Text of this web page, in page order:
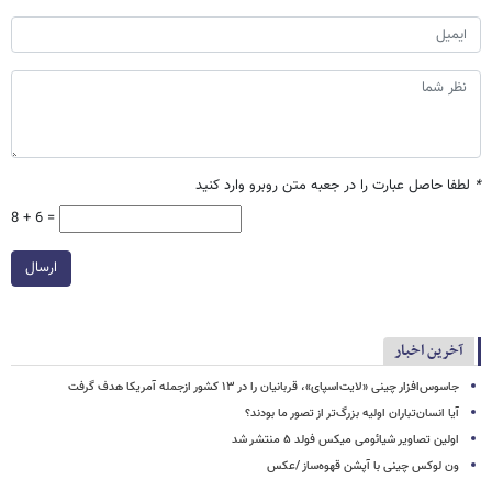
* لطفا حاصل عبارت را در جعبه متن روبرو وارد کنید
8 + 6 =
ارسال
آخرین اخبار
جاسوس‌افزار چینی «لایت‌اسپای»، قربانیان را در ۱۳ کشور ازجمله آمریکا هدف گرفت
آیا انسان‌تباران اولیه بزرگ‌تر از تصور ما بودند؟
اولین تصاویر شیائومی میکس فولد ۵ منتشر شد
ون لوکس چینی با آپشن قهوه‌ساز /عکس